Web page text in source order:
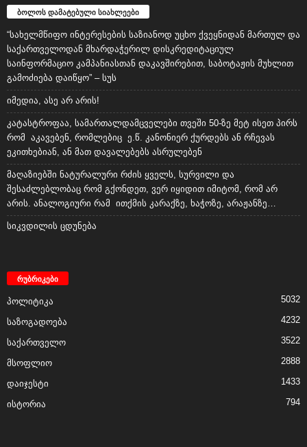
ბოლოს დამატებული სიახლეები
“სახელმწიფო ინტერესების საზიანოდ უცხო ქვეყნიდან მართულ და
საქართველოდან მხარდაჭერილ დისკრედიტაციულ
საინფორმაციო კამპანიასთან დაკავშირებით, საბოტაჟის მუხლით
გამოძიება დაიწყო” – სუს
იმედია, ასე არ არის!
კატასტროფაა, სამართალდამცველები თვეში 50-ზე მეტ ისეთ პირს
რომ აკავებენ, რომლებიც ე.წ. კანონიერ ქურდებს ან რჩევას
ეკითხებიან, ან მათ დავალებებს ასრულებენ
მაღაზიებში ნატურალური რძის ყველს, სურვილი და
შესაძლებლობაც რომ გქონდეთ, ვერ იყიდით იმიტომ, რომ არ
არის. ანალოგიური რამ ითქმის კარაქზე, ხაჭოზე, არაჟანზე…
სიკვდილის ცდუნება
რუბრიკები
პოლიტიკა 5032
საზოგადოება 4232
საქართველო 3522
მსოფლიო 2888
დაიჯესტი 1433
ისტორია 794